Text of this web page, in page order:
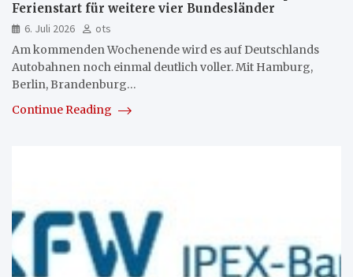
Ferienstart für weitere vier Bundesländer
6. Juli 2026
ots
Am kommenden Wochenende wird es auf Deutschlands
Autobahnen noch einmal deutlich voller. Mit Hamburg,
Berlin, Brandenburg…
Continue Reading